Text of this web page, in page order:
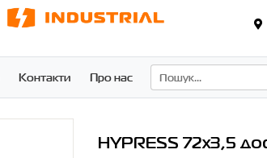
Контакти Про нас
HYPRESS 72x3,5